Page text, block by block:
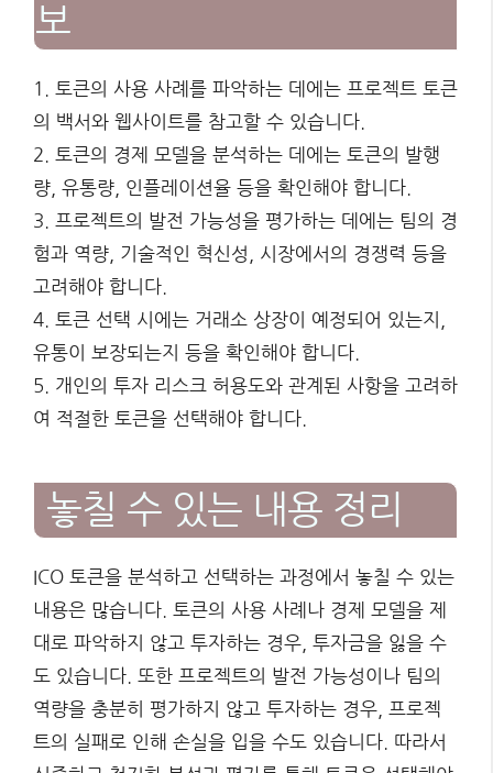
보
1. 토큰의 사용 사례를 파악하는 데에는 프로젝트 토큰
의 백서와 웹사이트를 참고할 수 있습니다.
2. 토큰의 경제 모델을 분석하는 데에는 토큰의 발행
량, 유통량, 인플레이션율 등을 확인해야 합니다.
3. 프로젝트의 발전 가능성을 평가하는 데에는 팀의 경
험과 역량, 기술적인 혁신성, 시장에서의 경쟁력 등을
고려해야 합니다.
4. 토큰 선택 시에는 거래소 상장이 예정되어 있는지,
유통이 보장되는지 등을 확인해야 합니다.
5. 개인의 투자 리스크 허용도와 관계된 사항을 고려하
여 적절한 토큰을 선택해야 합니다.
놓칠 수 있는 내용 정리
ICO 토큰을 분석하고 선택하는 과정에서 놓칠 수 있는
내용은 많습니다. 토큰의 사용 사례나 경제 모델을 제
대로 파악하지 않고 투자하는 경우, 투자금을 잃을 수
도 있습니다. 또한 프로젝트의 발전 가능성이나 팀의
역량을 충분히 평가하지 않고 투자하는 경우, 프로젝
트의 실패로 인해 손실을 입을 수도 있습니다. 따라서